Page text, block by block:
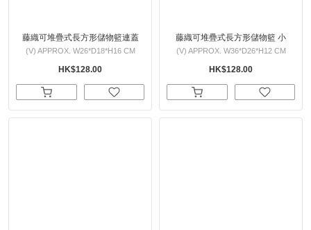
藤織可堆疊式長方形儲物籃連蓋
(V) APPROX. W26*D18*H16 CM
HK$128.00
藤織可堆疊式長方形儲物籃 小
(V) APPROX. W36*D26*H12 CM
HK$128.00